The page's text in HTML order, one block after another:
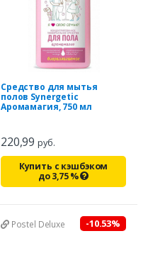
Средство для мытья
полов Synergetic
Аромамагия, 750 мл
220,99 руб.
Купить с кэшбэком
до3,75%
Postel Deluxe -10.53%